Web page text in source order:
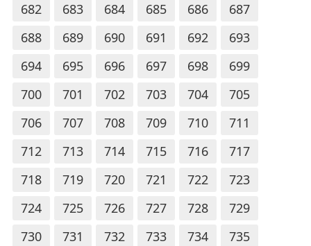
682
683 684 685 686
687
688
689 690 691 692
693
694
695 696 697 698
699
700
701 702 703 704
705
706
707 708 709 710
711
712
713 714 715 716
717
718
719 720 721 722
723
724
725 726 727 728
729
730
731 732 733 734
735